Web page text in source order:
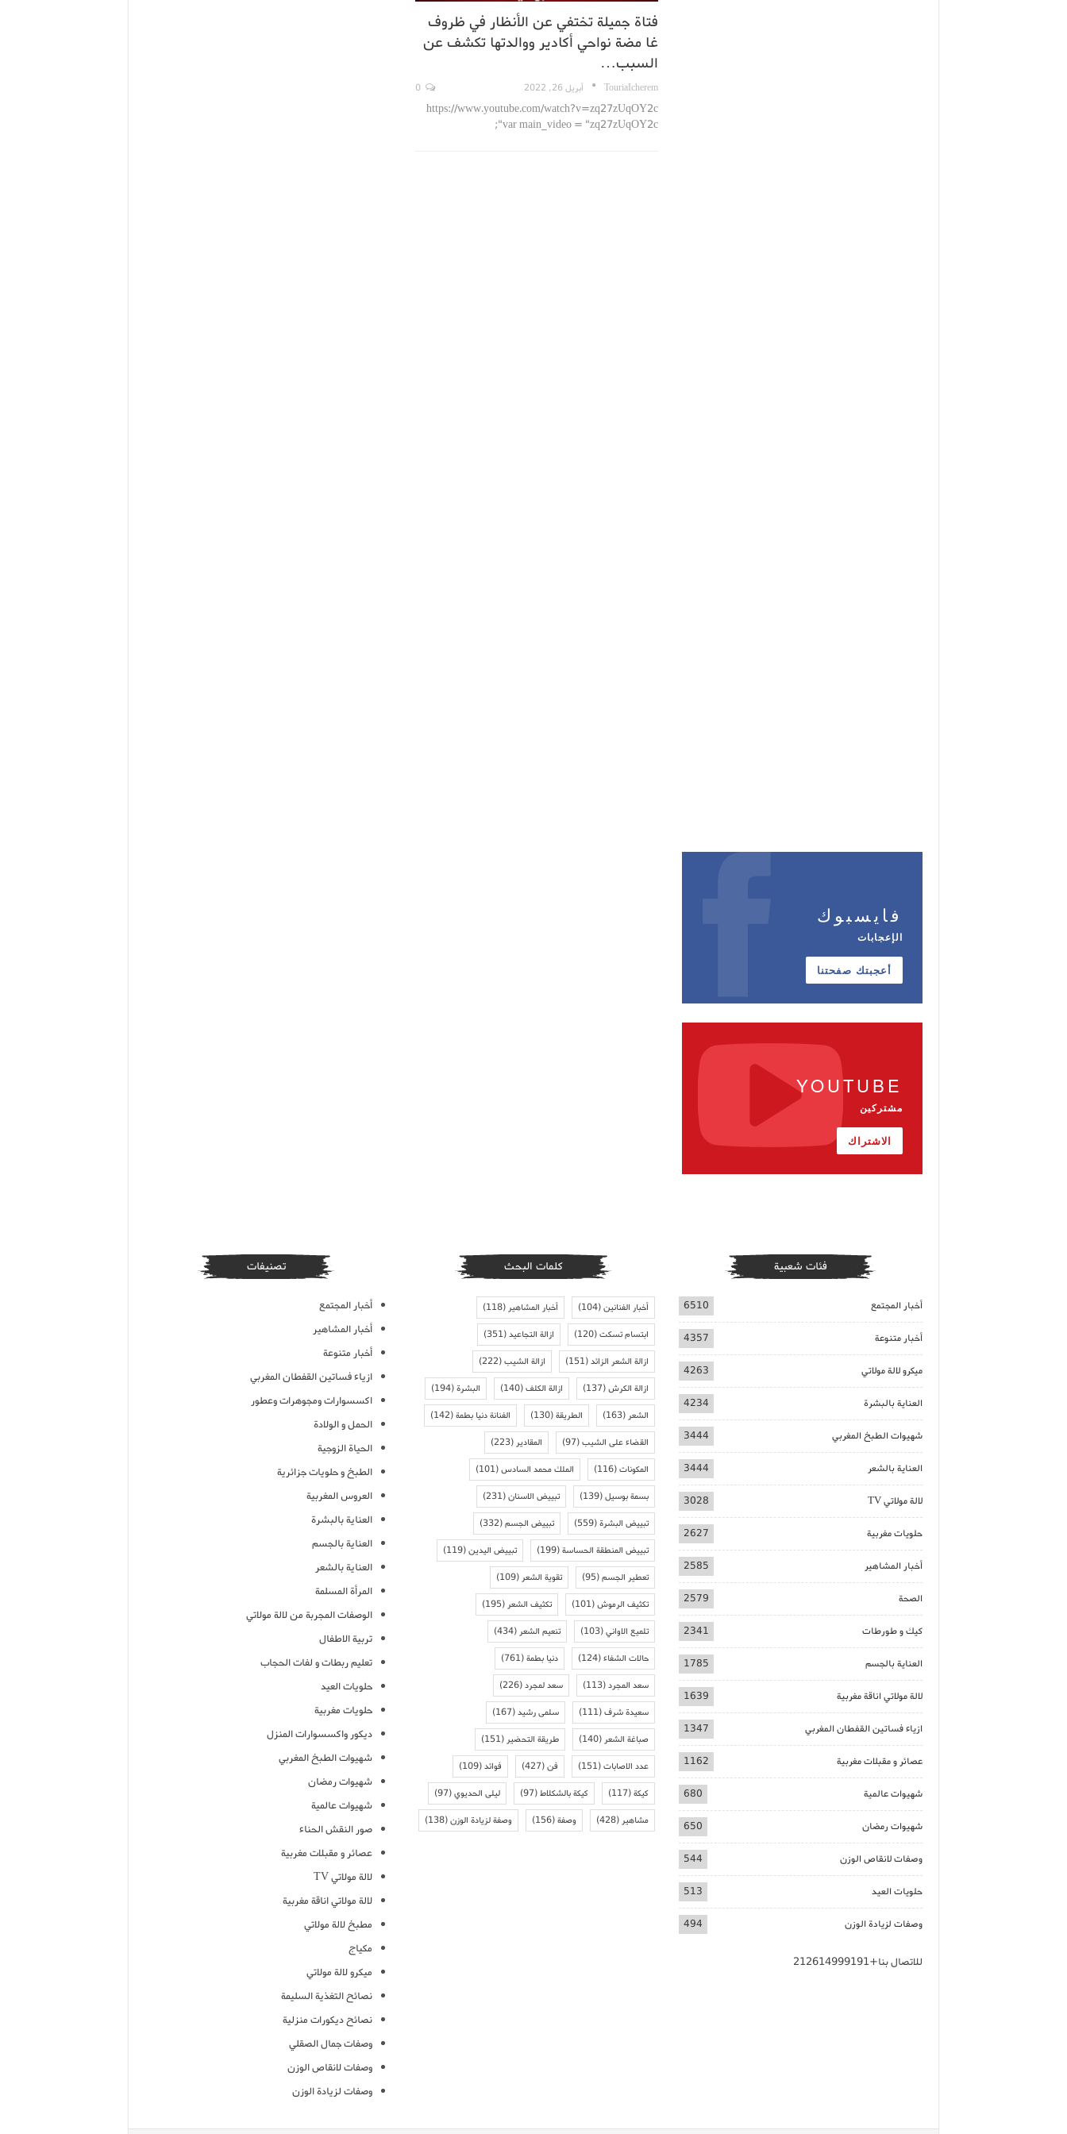
فتاة جميلة تختفي عن الأنظار في ظروف
غا مضة نواحي أكادير ووالدتها تكشف عن
السبب…
TouriaIcherem أبريل 26, 2022
https://www.youtube.com/watch?v=zq27zUqOY2c
var main_video = "zq27zUqOY2c";
فايسبوك
الإعجابات
أعجبتك صفحتنا
YOUTUBE
مشتركين
الاشتراك
فئات شعبية
أخبار المجتمع 6510
أخبار متنوعة 4357
ميكرو لالة مولاتي 4263
العناية بالبشرة 4234
شهيوات الطبخ المغربي 3444
العناية بالشعر 3444
لالة مولاتي TV 3028
حلويات مغربية 2627
أخبار المشاهير 2585
الصحة 2579
كيك و طورطات 2341
العناية بالجسم 1785
لالة مولاتي اناقة مغربية 1639
ازياء فساتين القفطان المغربي 1347
عصائر و مقبلات مغربية 1162
شهيوات عالمية 680
شهيوات رمضان 650
وصفات لانقاص الوزن 544
حلويات العيد 513
وصفات لزيادة الوزن 494
للاتصال بنا+212614999191
كلمات البحث
أخبار الفنانين(104) أخبار المشاهير(118)
ابتسام تسكت(120) ازالة التجاعيد(351)
ازالة الشعر الزائد(151) ازالة الشيب(222)
ازالة الكرش(137) ازالة الكلف(140) البشرة(194)
الشعر(163) الطريقة(130) الفنانة دنيا بطمة(142)
القضاء على الشيب(97) المقادير(223)
المكونات(116) الملك محمد السادس(101)
بسمة بوسيل(139) تبييض الاسنان(231)
تبييض البشرة(559) تبييض الجسم(332)
تبييض المنطقة الحساسة(199) تبييض اليدين(119)
تعطير الجسم(95) تقوية الشعر(109)
تكثيف الرموش(101) تكثيف الشعر(195)
تلميع الاواني(103) تنعيم الشعر(434)
حالات الشفاء(124) دنيا بطمة(761)
سعد المجرد(113) سعد لمجرد(226)
سعيدة شرف(111) سلمى رشيد(167)
صباغة الشعر(140) طريقة التحضير(151)
عدد الاصابات(151) فن(427) فوائد(109)
كيكة(117) كيكة بالشكلاط(97) ليلى الحديوي(97)
مشاهير(428) وصفة(156) وصفة لزيادة الوزن(138)
تصنيفات
أخبار المجتمع
أخبار المشاهير
أخبار متنوعة
ازياء فساتين القفطان المغربي
اكسسوارات ومجوهرات وعطور
الحمل و الولادة
الحياة الزوجية
الطبخ و حلويات جزائرية
العروس المغربية
العناية بالبشرة
العناية بالجسم
العناية بالشعر
المرأة المسلمة
الوصفات المجربة من لالة مولاتي
تربية الاطفال
تعليم ربطات و لفات الحجاب
حلويات العيد
حلويات مغربية
ديكور واكسسوارات المنزل
شهيوات الطبخ المغربي
شهيوات رمضان
شهيوات عالمية
صور النقش الحناء
عصائر و مقبلات مغربية
لالة مولاتي TV
لالة مولاتي اناقة مغربية
مطبخ لالة مولاتي
مكياج
ميكرو لالة مولاتي
نصائح التغذية السليمة
نصائح ديكورات منزلية
وصفات جمال الصقلي
وصفات لانقاص الوزن
وصفات لزيادة الوزن